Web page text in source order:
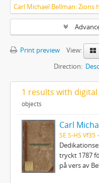
Carl Michael Bellman: Zions
Print preview
View:
Direction:
1 results with
objects
Carl
SE S-HS Vf35
tryckt 1787
på vers av